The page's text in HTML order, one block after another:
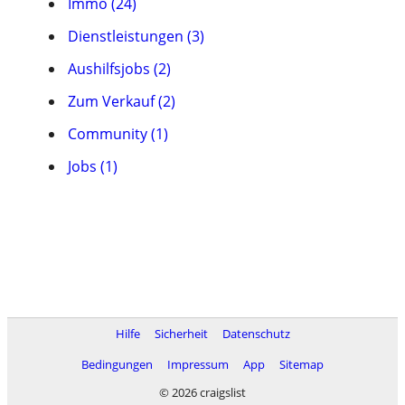
Dienstleistungen (3)
Aushilfsjobs (2)
Zum Verkauf (2)
Community (1)
Jobs (1)
Hilfe Sicherheit
Datenschutz
Bedingungen
Impressum App
Sitemap
© 2026 craigslist